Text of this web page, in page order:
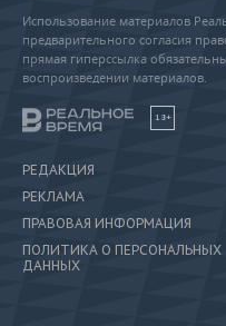
Использование материалов
предварительного согласия
прямая гиперссылка
воспроизведении материалов.
18+
РЕДАКЦИЯ
РЕКЛАМА
ПРАВОВАЯ ИНФОРМАЦИЯ
ПОЛИТИКА О ПЕРСОНАЛЬНЫХ
ДАННЫХ